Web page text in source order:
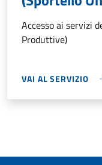
Accesso ai servizi
Produttive)
VAI AL SERVIZIO